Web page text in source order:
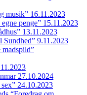
musik” 16.11.2023
penge” 15.11.2023
13.11.2023
Sundhed” 9.11.2023
27.10.2024
24.10.2023